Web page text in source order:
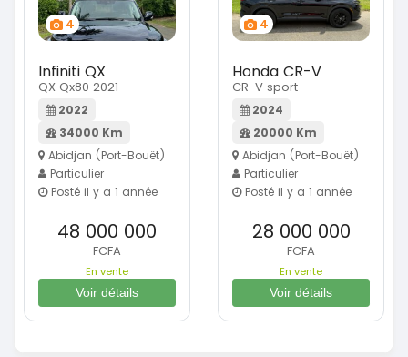
4
Infiniti QX
QX Qx80 2021
2022
34000 Km
Abidjan (Port-Bouët)
Particulier
Posté il y a 1 année
48 000 000
FCFA
En vente
Voir détails
4
Honda CR-V
CR-V sport
2024
20000 Km
Abidjan (Port-Bouët)
Particulier
Posté il y a 1 année
28 000 000
FCFA
En vente
Voir détails